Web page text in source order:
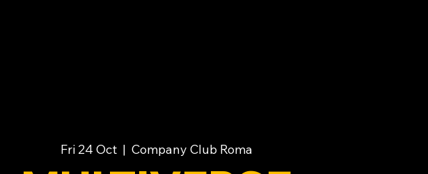
Fri 24 Oct
  |
Company Club Roma